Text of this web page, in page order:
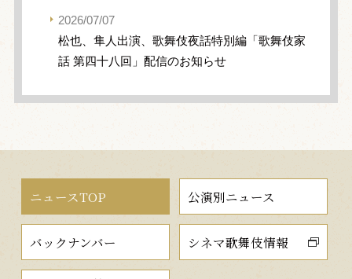
2026/07/07
松也、隼人出演、歌舞伎夜話特別編「歌舞伎家
話 第四十八回」配信のお知らせ
ニュースTOP 公演別ニュース
バックナンバー シネマ歌舞伎情報